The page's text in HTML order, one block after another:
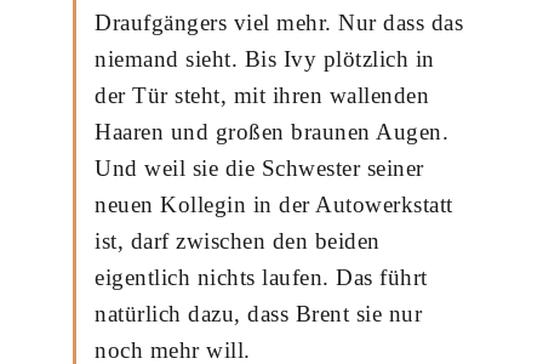
Draufgängers viel mehr. Nur dass das
niemand sieht. Bis Ivy plötzlich in
der Tür steht, mit ihren wallenden
Haaren und großen braunen Augen.
Und weil sie die Schwester seiner
neuen Kollegin in der Autowerkstatt
ist, darf zwischen den beiden
eigentlich nichts laufen. Das führt
natürlich dazu, dass Brent sie nur
noch mehr will.